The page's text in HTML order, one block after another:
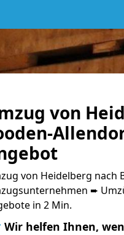
von
von Heidelberg nach
➨
in 2 Min.
Wir helfen Ihnen,